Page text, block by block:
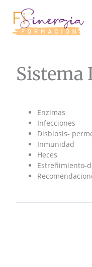
contenido
Sistema
Enzimas
Infecciones
Disbiosis-
Inmunidad
Heces
Estreñimiento-